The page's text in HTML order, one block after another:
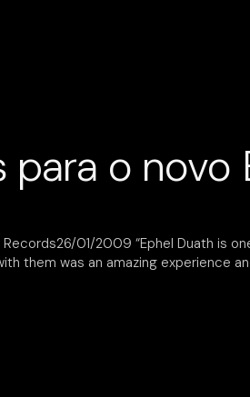
para o novo
Records26/01/2009 “Ephel Duath
them was an amazing experience